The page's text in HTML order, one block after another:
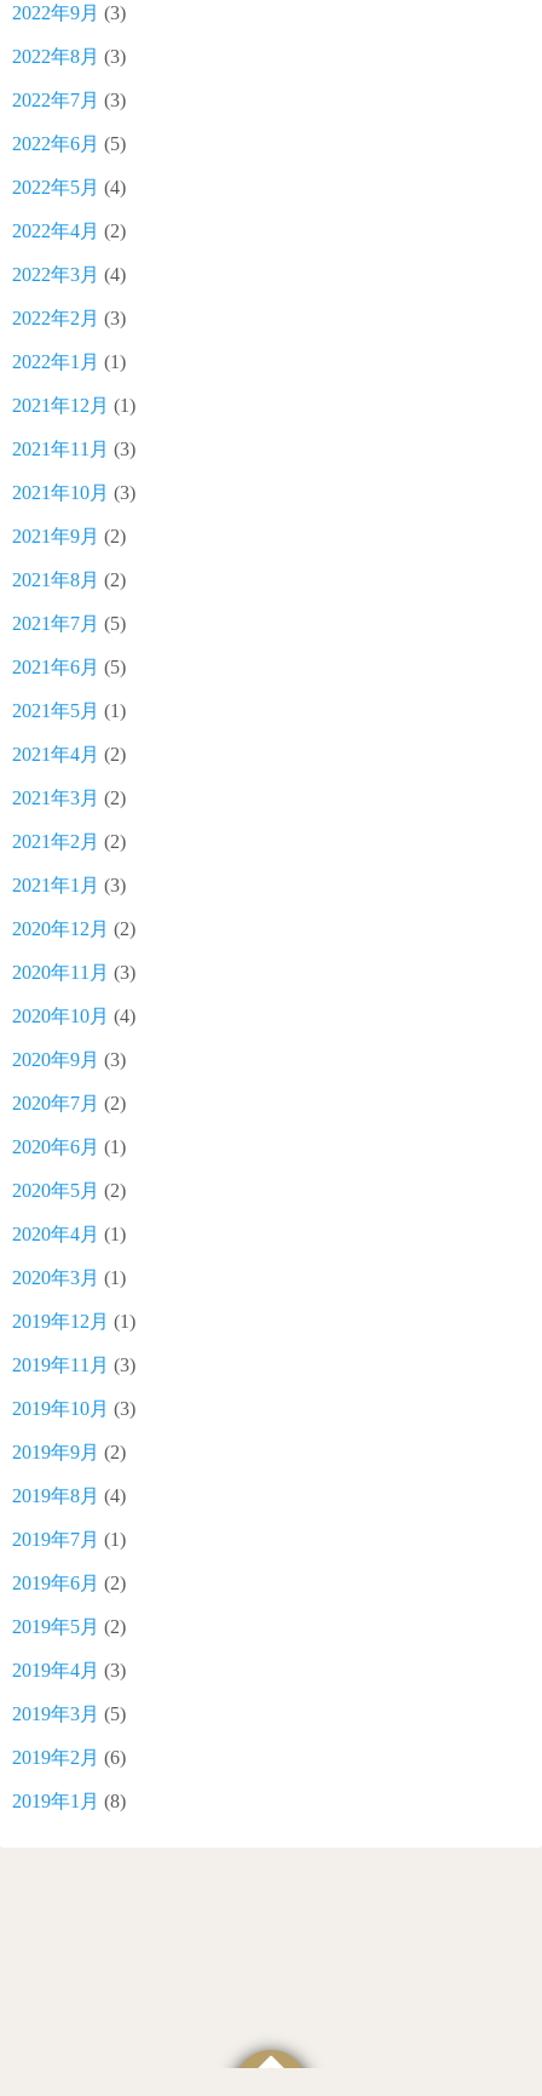
2022年9月 (3)
2022年8月 (3)
2022年7月 (3)
2022年6月 (5)
2022年5月 (4)
2022年4月 (2)
2022年3月 (4)
2022年2月 (3)
2022年1月 (1)
2021年12月 (1)
2021年11月 (3)
2021年10月 (3)
2021年9月 (2)
2021年8月 (2)
2021年7月 (5)
2021年6月 (5)
2021年5月 (1)
2021年4月 (2)
2021年3月 (2)
2021年2月 (2)
2021年1月 (3)
2020年12月 (2)
2020年11月 (3)
2020年10月 (4)
2020年9月 (3)
2020年7月 (2)
2020年6月 (1)
2020年5月 (2)
2020年4月 (1)
2020年3月 (1)
2019年12月 (1)
2019年11月 (3)
2019年10月 (3)
2019年9月 (2)
2019年8月 (4)
2019年7月 (1)
2019年6月 (2)
2019年5月 (2)
2019年4月 (3)
2019年3月 (5)
2019年2月 (6)
2019年1月 (8)